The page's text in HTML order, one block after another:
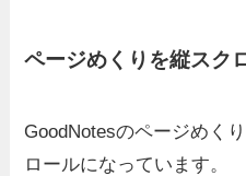
ページめくりを縦スク
GoodNotesのページめく
ロールになっています。